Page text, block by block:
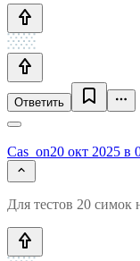
Ответить
Cas_on20 окт 2025 в
Для тестов 20 симок